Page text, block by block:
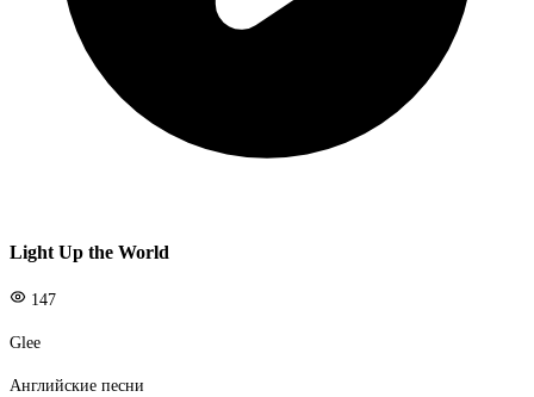
Light Up the World
147
Glee
Английские песни